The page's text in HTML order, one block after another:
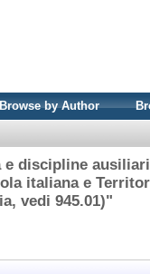
Browse by Author
discipline
italiana e
vedi 945.01)"